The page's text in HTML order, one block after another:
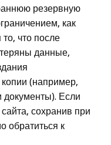
резервную
как
что после
данные,
(например,
документы). Если
сохранив при
обратиться к